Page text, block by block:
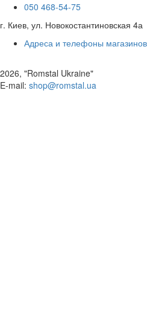
050 468-54-75
г. Киев, ул. Новокостантиновская 4а
Адреса и телефоны магазинов
2026, "Romstal Ukraine"
​E-mail: shop@romstal.ua